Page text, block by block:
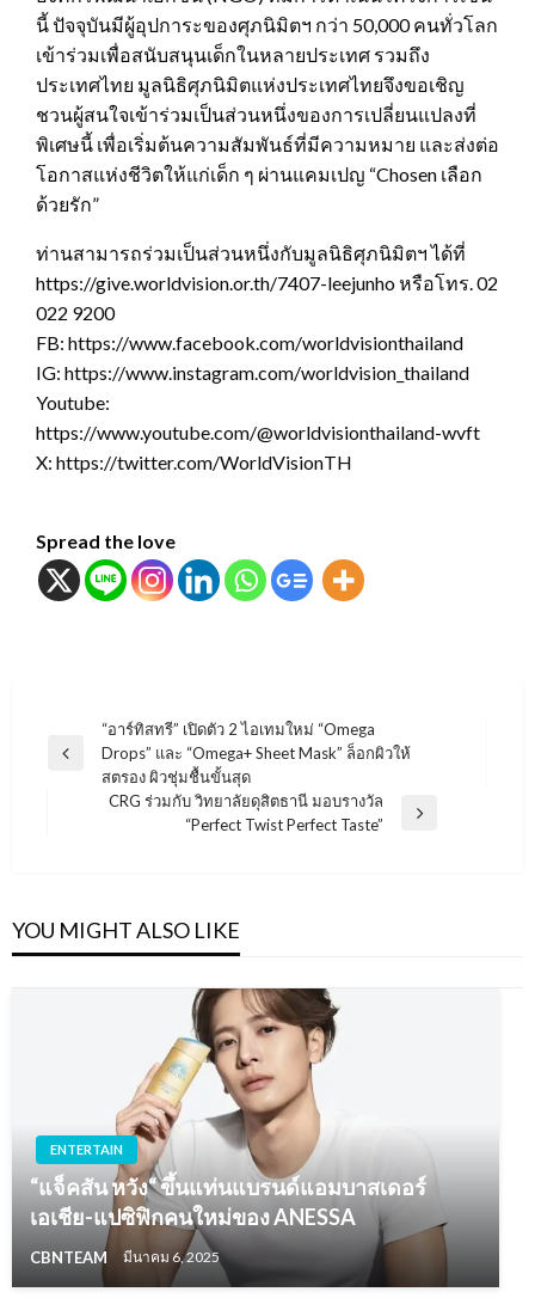
นี้ ปัจจุบันมีผู้อุปการะของศุภนิมิตฯ กว่า 50,000 คนทั่วโลก
เข้าร่วมเพื่อสนับสนุนเด็กในหลายประเทศ รวมถึง
ประเทศไทย มูลนิธิศุภนิมิตแห่งประเทศไทยจึงขอเชิญ
ชวนผู้สนใจเข้าร่วมเป็นส่วนหนึ่งของการเปลี่ยนแปลงที่
พิเศษนี้ เพื่อเริ่มต้นความสัมพันธ์ที่มีความหมาย และส่งต่อ
โอกาสแห่งชีวิตให้แก่เด็ก ๆ ผ่านแคมเปญ “Chosen เลือก
ด้วยรัก”
ท่านสามารถร่วมเป็นส่วนหนึ่งกับมูลนิธิศุภนิมิตฯ ได้ที่
https://give.worldvision.or.th/7407-leejunho หรือโทร. 02
022 9200
FB: https://www.facebook.com/worldvisionthailand
IG: https://www.instagram.com/worldvision_thailand
Youtube:
https://www.youtube.com/@worldvisionthailand-wvft
X: https://twitter.com/WorldVisionTH
Spread the love
แนะแนว
เรื่อง
Previous
“อาร์ทิสทรี” เปิดตัว 2 ไอเทมใหม่ “Omega
Drops” และ “Omega+ Sheet Mask” ล็อกผิวให้
สตรอง ผิวชุ่มชื้นขั้นสุด
CRG ร่วมกับ วิทยาลัยดุสิตธานี มอบรางวัล
“Perfect Twist Perfect Taste”
YOU MIGHT ALSO LIKE
ENTERTAIN
“แจ็คสัน หวัง“ ขึ้นแท่นแบรนด์แอมบาสเดอร์
เอเชีย-แปซิฟิกคนใหม่ของ ANESSA
CBNTEAM มีนาคม 6, 2025